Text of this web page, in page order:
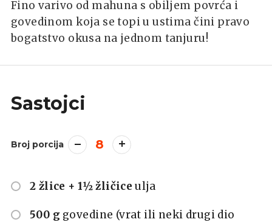
Fino varivo od mahuna s obiljem povrća i
govedinom koja se topi u ustima čini pravo
bogatstvo okusa na jednom tanjuru!
Sastojci
Broj porcija 8
2 žlice + 1½ žličice ulja
500 g govedine (vrat ili neki drugi dio